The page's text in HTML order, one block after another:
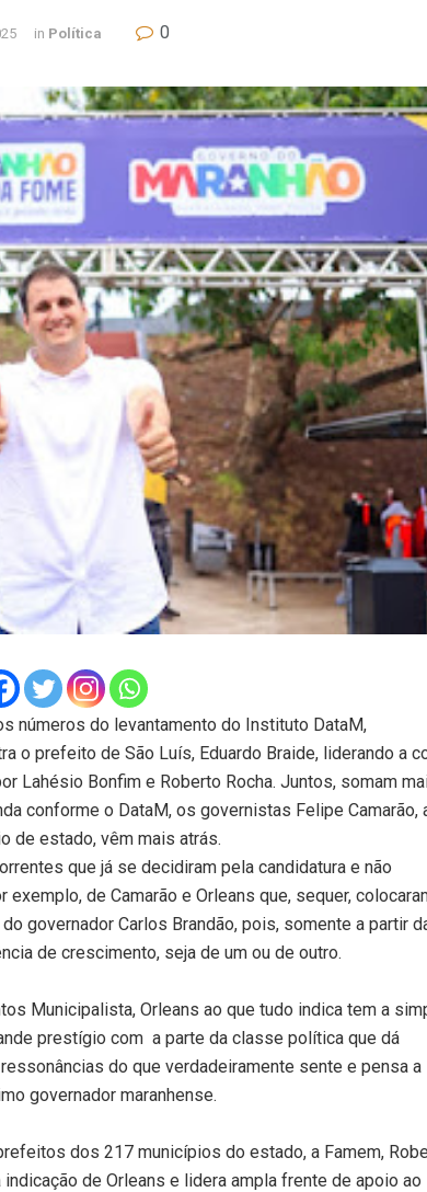
in Política 0
números do levantamento do Instituto DataM,
o prefeito de São Luís, Eduardo Braide, liderando a
Lahésio Bonfim e Roberto Rocha. Juntos, somam
conforme o DataM, os governistas Felipe Camarão,
de estado, vêm mais atrás.
que já se decidiram pela candidatura e não
de Camarão e Orleans que, sequer,
governador Carlos Brandão, pois, somente a partir
de crescimento, seja de um ou de outro.
Municipalista, Orleans ao que tudo indica tem a
prestígio com a parte da classe política que dá
do que verdadeiramente sente e pensa a
governador maranhense.
dos 217 municípios do estado, a Famem,
de Orleans e lidera ampla frente de apoio ao